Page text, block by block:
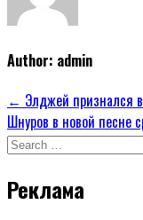
Author: admin
Навигация
по
← Элджей признался
Шнуров в новой песне
Search
Реклама